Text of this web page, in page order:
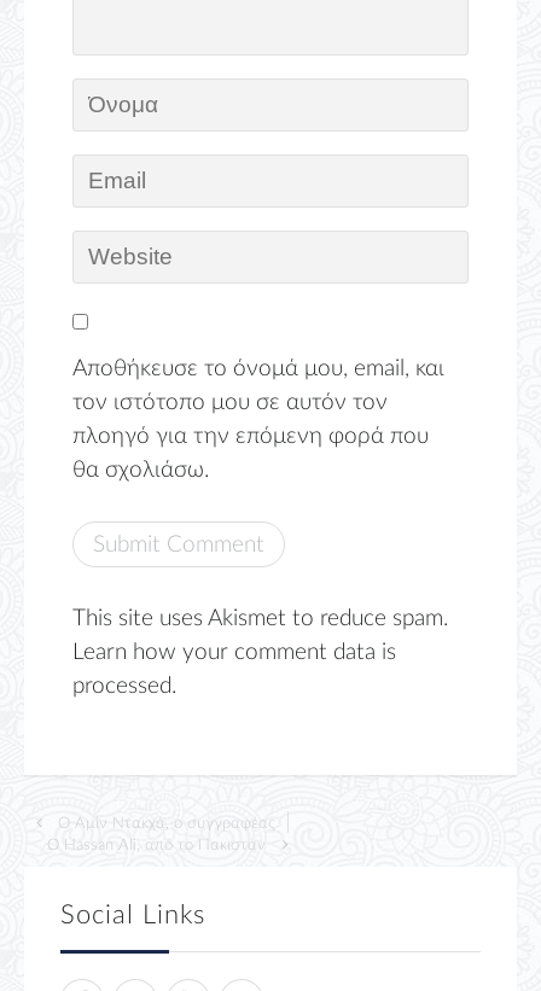
Αποθήκευσε το όνομά μου, email, και
τον ιστότοπο μου σε αυτόν τον
πλοηγό για την επόμενη φορά που
θα σχολιάσω.
This site uses Akismet to reduce spam.
Learn how your comment data is
processed.
Ο Αμίν Ντακχά, ο συγγραφέας
Ο Hassan Ali, από το Πακιστάν
Social Links